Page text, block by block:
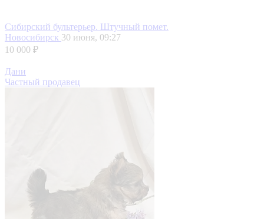
Сибирский бультерьер. Штучный помет.
Новосибирск 30 июня, 09:27
10 000 ₽
Дани
Частный продавец